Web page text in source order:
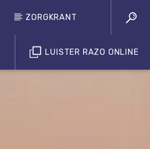
ZORGKRANT
LUISTER RAZO ONLINE